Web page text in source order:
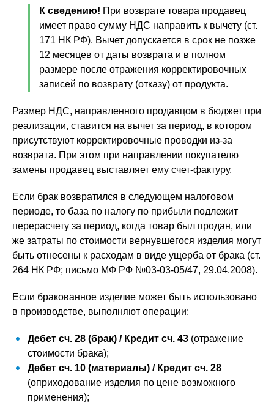
К сведению! При возврате товара продавец
имеет право сумму НДС направить к вычету (ст.
171 НК РФ). Вычет допускается в срок не позже
12 месяцев от даты возврата и в полном
размере после отражения корректировочных
записей по возврату (отказу) от продукта.
Размер НДС, направленного продавцом в бюджет при
реализации, ставится на вычет за период, в котором
присутствуют корректировочные проводки из-за
возврата. При этом при направлении покупателю
замены продавец выставляет ему счет-фактуру.
Если брак возвратился в следующем налоговом
периоде, то база по налогу по прибыли подлежит
перерасчету за период, когда товар был продан, или
же затраты по стоимости вернувшегося изделия могут
быть отнесены к расходам в виде ущерба от брака (ст.
264 НК РФ; письмо МФ РФ №03-03-05/47, 29.04.2008).
Если бракованное изделие может быть использовано
в производстве, выполняют операции:
Дебет сч. 28 (брак) / Кредит сч. 43 (отражение
стоимости брака);
Дебет сч. 10 (материалы) / Кредит сч. 28
(оприходование изделия по цене возможного
применения);